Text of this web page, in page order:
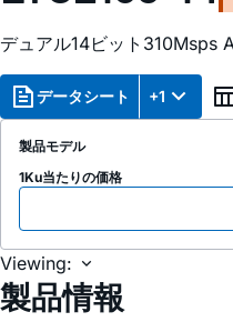
デュアル14ビット310Msps
データシート +1
製品モデル
1Ku当たりの価格
Viewing:
製品情報